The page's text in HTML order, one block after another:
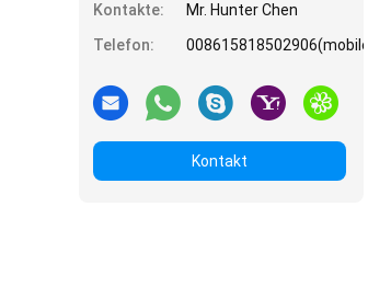
Kontakte:
Mr. Hunter Chen
Telefon:
008615818502906(mobile)
Kontakt